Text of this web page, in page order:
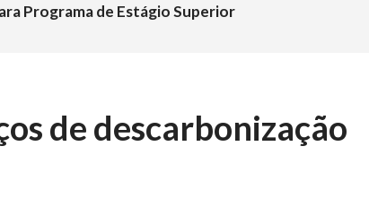
Programa de Estágio Superior
de descarbonização